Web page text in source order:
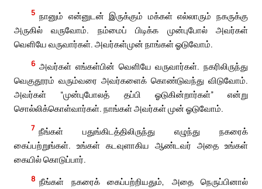
5 நானும் என்னுடன் இருக்கும் மக்கள் எல்லாரும் நகருக்கு
அருகில் வருவோம். நம்மைப் பிடிக்க முன்புபோல் அவர்கள்
வெளியே வருவார்கள். அவர்கள்முன் நாங்கள் ஓடுவோம்.
6 அவர்கள் எங்கள்பின் வெளியே வருவார்கள். நகரிலிருந்து
வெகுதூரம் வரும்வரை அவர்களைக் கொண்டுவந்து விடுவோம்.
அவர்கள் “முன்புபோலத் தப்பி ஓடுகின்றார்கள்” என்று
சொல்லிக்கொள்வார்கள். நாங்கள் அவர்கள் முன் ஓடுவோம்.
7 நீங்கள் பதுங்கிடத்திலிருந்து எழுந்து நகரைக்
கைப்பற்றுங்கள். உங்கள் கடவுளாகிய ஆண்டவர் அதை உங்கள்
கையில் கொடுப்பார்.
8 நீங்கள் நகரைக் கைப்பற்றியதும், அதை நெருப்பினால்